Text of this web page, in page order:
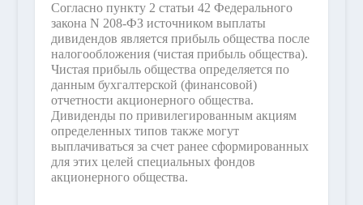
Согласно пункту 2 статьи 42 Федерального
закона N 208-ФЗ источником выплаты
дивидендов является прибыль общества после
налогообложения (чистая прибыль общества).
Чистая прибыль общества определяется по
данным бухгалтерской (финансовой)
отчетности акционерного общества.
Дивиденды по привилегированным акциям
определенных типов также могут
выплачиваться за счет ранее сформированных
для этих целей специальных фондов
акционерного общества.